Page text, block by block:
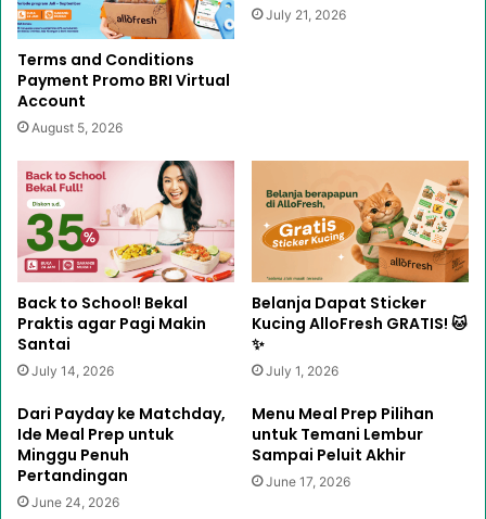
Terms and Conditions
Payment Promo BRI Virtual
Account
August 5, 2026
July 21, 2026
Back to School! Bekal
Praktis agar Pagi Makin
Santai
July 14, 2026
Belanja Dapat Sticker
Kucing AlloFresh GRATIS! 🐱
✨
July 1, 2026
Dari Payday ke Matchday,
Ide Meal Prep untuk
Minggu Penuh
Pertandingan
June 24, 2026
Menu Meal Prep Pilihan
untuk Temani Lembur
Sampai Peluit Akhir
June 17, 2026